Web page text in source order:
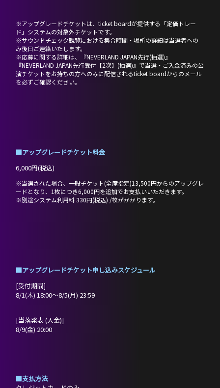
※アップグレードチケットは、ticket boardが提供する「定価トレー
ド」システムの対象外チケットです。
※サウンドチェック観覧における集合時間・場所の詳細は当選者への
み後日ご連絡いたします。
※応募に関する詳細は、『NEVERLAND JAPAN先行(抽選)』
『NEVERLAND JAPAN先行受付【2次】(抽選)』で当選・ご入金済みの公
演チケットをお持ちの方へのみに配信されるticket boardからのメール
を必ずご確認ください。
■アップグレードチケット料金
6,000円(税込)
※当選された場合、一般チケット(全席指定)13,500円からのアップグレ
ードとなり、1枚につき6,000円を追加でお支払いいただきます。
※別途システム利用料 330円(税込) /枚がかかります。
■アップグレードチケット申し込みスケジュール
[受付期間]
8/1(木) 18:00〜8/5(月) 23:59
[当落発表 (入金)]
8/9(金) 20:00
■支払方法